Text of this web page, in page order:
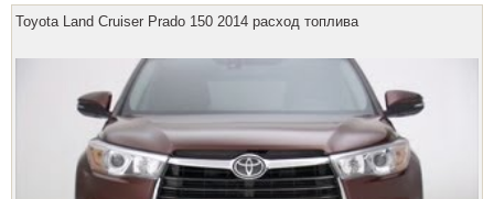
Toyota Land Cruiser Prado 150 2014 расход топлива